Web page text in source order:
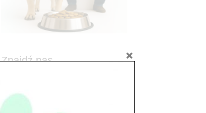
Znajdź nas
05-120 Legionowo
ul. Piłsudskiego 31,